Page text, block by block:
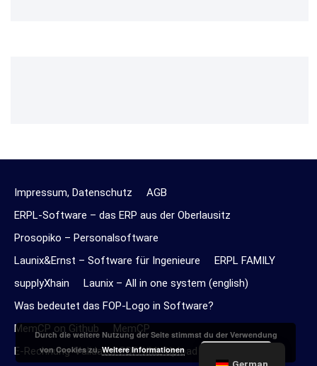
Impressum, Datenschutz
AGB
ERPL-Software – das ERP aus der Oberlausitz
Prosopiko – Personalsoftware
Launix&Ernst – Software für Ingenieure
ERPL FAMILY
supplyXhain
Launix – All in one system (english)
Was bedeutet das FOP-Logo in Software?
MemCP on Github
MemCP
E-Rechnung-Validator PDF/XML Upload Online
Durch die weitere Nutzung der Seite stimmst du der Verwendung
von Cookies zu.Weitere Informationen